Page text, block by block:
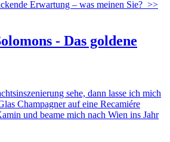
Erwartung – was meinen Sie? >>
- Das goldene
sehe, dann lasse ich mich
Champagner auf eine Recamiére
und beame mich nach Wien ins Jahr